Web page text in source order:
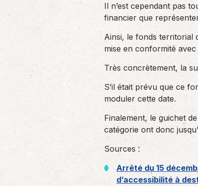
Il n’est cependant pas
financier que
Ainsi, le fonds territorial
mise en conformité avec
Très concrètement, la
S’il était prévu que ce
moduler cette date.
Finalement, le guichet
catégorie ont donc
Sources :
Arrêté du 15
d’accessibilité à